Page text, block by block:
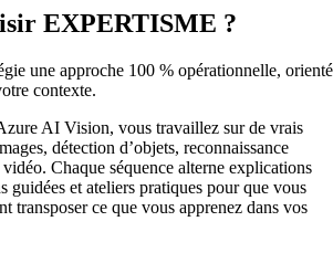
EXPERTISME ?
une approche 100 % opérationnelle,
contexte.
AI Vision, vous travaillez sur de vrais
détection d’objets, reconnaissance
Chaque séquence alterne explications
guidées et ateliers pratiques pour que vous
transposer ce que vous apprenez dans vos